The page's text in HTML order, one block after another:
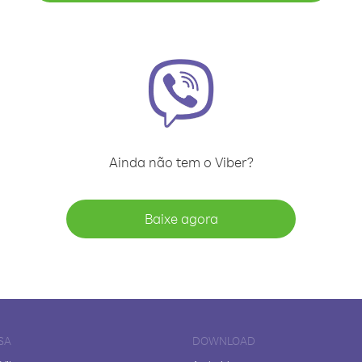
Ainda não tem o Viber?
Baixe agora
DOWNLOAD